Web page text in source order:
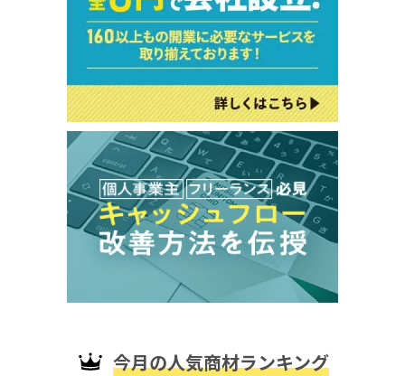
今月の人気商材ランキング